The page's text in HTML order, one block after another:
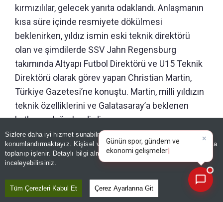
Sizlere daha iyi hizmet sunabilmek adına sitemizde
konumlandırmaktayız. Kişisel verileriniz, KVKK ve GDPR kapsamında
toplanıp işlenir. Detaylı bilgi almak içinAydınlatma Metnimizi
inceleyebilirsiniz.
Tüm Çerezleri Kabul Et Çerez Ayarlarına Git
kırmızılılar, gelecek yanıta odaklandı. Anlaşmanın
kısa süre içinde resmiyete dökülmesi
beklenirken, yıldız ismin eski teknik direktörü
olan ve şimdilerde SSV Jahn Regensburg
takımında Altyapı Futbol Direktörü ve U15 Teknik
Direktörü olarak görev yapan Christian Martin,
Türkiye Gazetesi’ne konuştu. Martin, milli yıldızın
teknik özelliklerini ve Galatasaray’a beklenen
katkısını değerlendirdi.
CHRİSTİAN MARTİN: “ÖZEL BİR
YETENEĞE SAHİP OLDUĞUNU HEMEN
ANLAYABİLİYORDUNUZ”
×
Günün spor, gündem ve
ekonomi gelişmelerini analiz
edin!